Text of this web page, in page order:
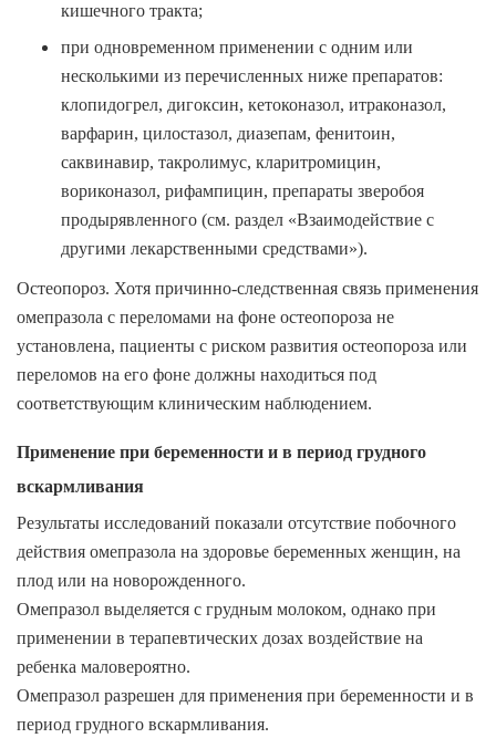
кишечного тракта;
при одновременном применении с одним или
несколькими из перечисленных ниже препаратов:
клопидогрел, дигоксин, кетоконазол, итраконазол,
варфарин, цилостазол, диазепам, фенитоин,
саквинавир, такролимус, кларитромицин,
вориконазол, рифампицин, препараты зверобоя
продырявленного (см. раздел «Взаимодействие с
другими лекарственными средствами»).
Остеопороз. Хотя причинно-следственная связь применения
омепразола с переломами на фоне остеопороза не
установлена, пациенты с риском развития остеопороза или
переломов на его фоне должны находиться под
соответствующим клиническим наблюдением.
Применение при беременности и в период грудного
вскармливания
Результаты исследований показали отсутствие побочного
действия омепразола на здоровье беременных женщин, на
плод или на новорожденного.
Омепразол выделяется с грудным молоком, однако при
применении в терапевтических дозах воздействие на
ребенка маловероятно.
Омепразол разрешен для применения при беременности и в
период грудного вскармливания.